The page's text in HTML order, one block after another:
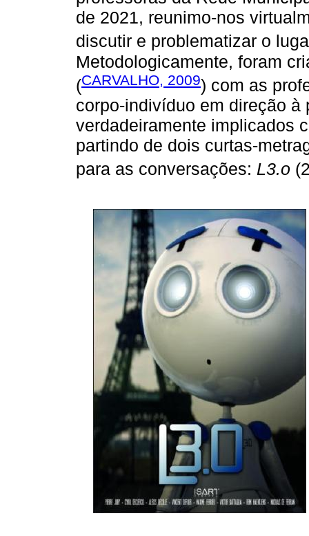
de 2021, reunimo-nos
discutir e problematizar o
Metodologicamente, foram
(CARVALHO, 2009) com as
corpo-indivíduo em direção à
verdadeiramente implicados
partindo de dois curtas-
para as conversações: L3.o